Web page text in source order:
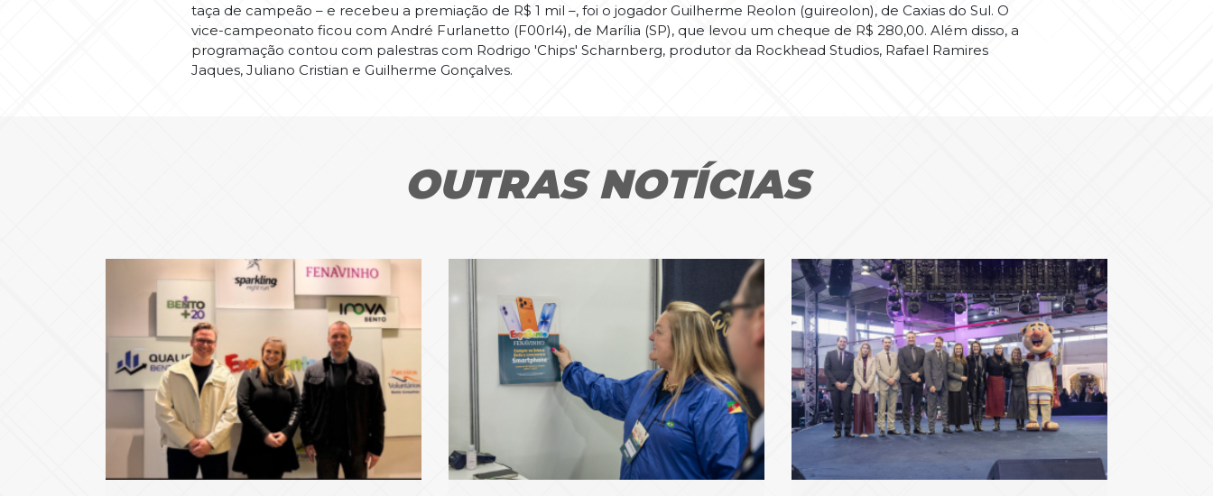
taça de campeão – e recebeu a premiação de R$ 1 mil –, foi o jogador Guilherme Reolon (guireolon), de Caxias do Sul. O
vice-campeonato ficou com André Furlanetto (F00rl4), de Marília (SP), que levou um cheque de R$ 280,00. Além disso, a
programação contou com palestras com Rodrigo 'Chips' Scharnberg, produtor da Rockhead Studios, Rafael Ramires
Jaques, Juliano Cristian e Guilherme Gonçalves.
OUTRAS NOTÍCIAS